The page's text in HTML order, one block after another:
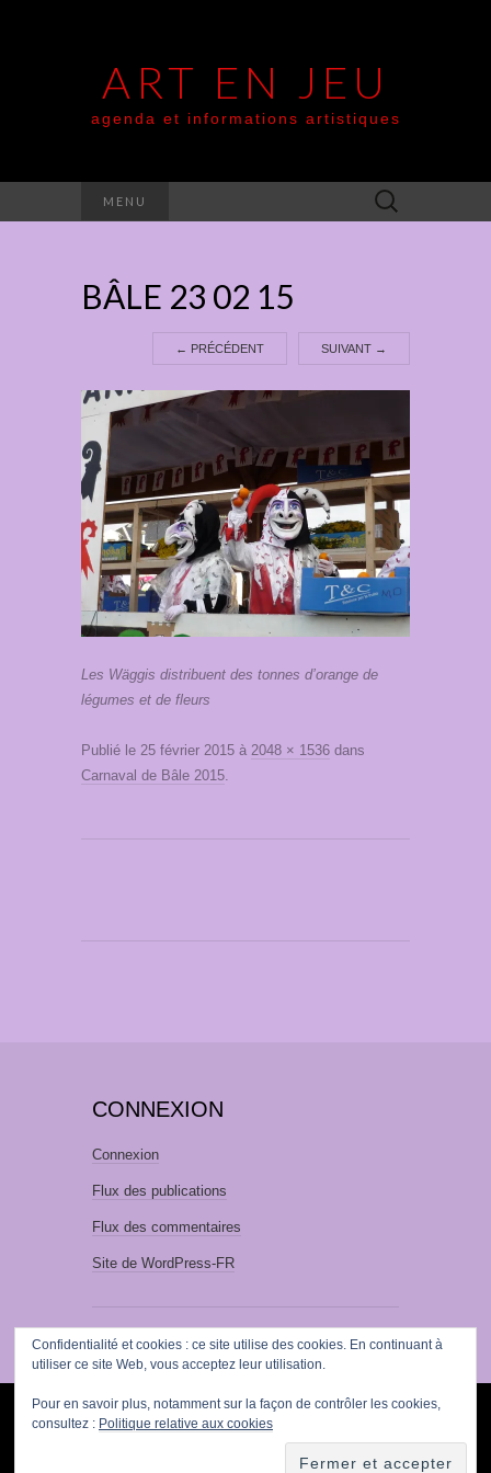
ART EN JEU
agenda et informations artistiques
MENU Rechercher :
BÂLE 23 02 15
← PRÉCÉDENT SUIVANT →
Les Wäggis distribuent des tonnes d’orange de
légumes et de fleurs
Publié le 25 février 2015 à 2048 × 1536 dans
Carnaval de Bâle 2015.
CONNEXION
Connexion
Flux des publications
Flux des commentaires
Site de WordPress-FR
FIÈREMENT PROPULSÉ PAR
THEME WEAVER|
Confidentialité et cookies : ce site utilise des cookies. En continuant à
utiliser ce site Web, vous acceptez leur utilisation.
Pour en savoir plus, notamment sur la façon de contrôler les cookies,
consultez : Politique relative aux cookies